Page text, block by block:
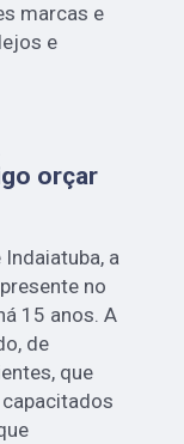
marcas e
e
orçar
a
no
15 anos. A
de
que